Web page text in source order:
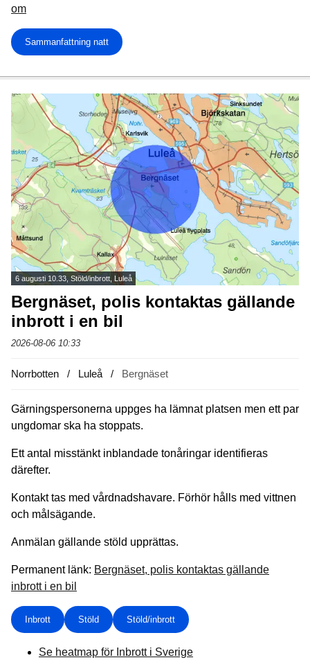
om
Sammanfattning natt
6 augusti 10.33, Stöld/inbrott, Luleå
Bergnäset, polis kontaktas gällande
inbrott i en bil
2026-08-06 10:33
Norrbotten Luleå Bergnäset
Gärningspersonerna uppges ha lämnat platsen men ett par
ungdomar ska ha stoppats.
Ett antal misstänkt inblandade tonåringar identifieras
därefter.
Kontakt tas med vårdnadshavare. Förhör hålls med vittnen
och målsägande.
Anmälan gällande stöld upprättas.
Permanent länk: Bergnäset, polis kontaktas gällande
inbrott i en bil
Inbrott Stöld Stöld/inbrott
Se heatmap för Inbrott i Sverige